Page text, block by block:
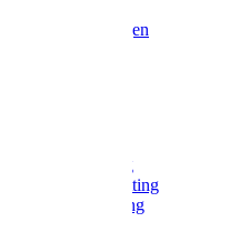
Aanlegringen
Voetketting
Scheepsketting
Victorketting